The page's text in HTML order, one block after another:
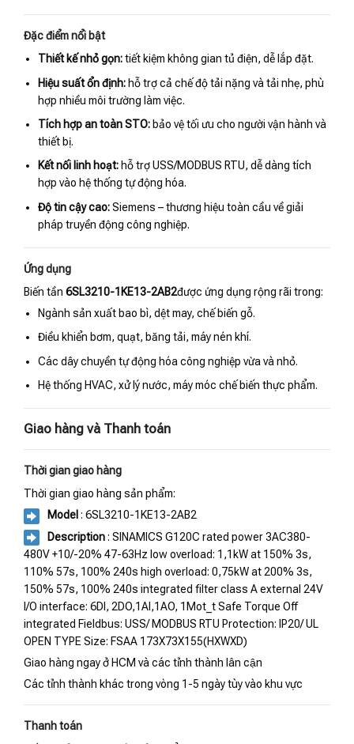
Đặc điểm nổi bật
Thiết kế nhỏ gọn:tiết kiệm không gian tủ điện, dễ lắp đặt.
Hiệu suất ổn định:hỗ trợ cả chế độ tải nặng và tải nhẹ, phù
hợp nhiều môi trường làm việc.
Tích hợp an toàn STO: bảo vệ tối ưu cho người vận hành và
thiết bị.
Kết nối linh hoạt: hỗ trợ USS/MODBUS RTU, dễ dàng tích
hợp vào hệ thống tự động hóa.
Độ tin cậy cao:Siemens – thương hiệu toàn cầu về giải
pháp truyền động công nghiệp.
Ứng dụng
Biến tần 6SL3210-1KE13-2AB2được ứng dụng rộng rãi trong:
Ngành sản xuất bao bì, dệt may, chế biến gỗ.
Điều khiển bơm, quạt, băng tải, máy nén khí.
Các dây chuyền tự động hóa công nghiệp vừa và nhỏ.
Hệ thống HVAC, xử lý nước, máy móc chế biến thực phẩm.
Giao hàng và Thanh toán
Thời gian giao hàng
Thời gian giao hàng sản phẩm:
Model : 6SL3210-1KE13-2AB2
Description: SINAMICS G120C rated power 3AC380-
480V +10/-20% 47-63Hz low overload: 1,1kW at 150% 3s,
110% 57s, 100% 240s high overload: 0,75kW at 200% 3s,
150% 57s, 100% 240s integrated filter class A external 24V
I/O interface: 6DI, 2DO,1AI,1AO, 1Mot_t Safe Torque Off
integrated Fieldbus: USS/ MODBUS RTU Protection: IP20/ UL
OPEN TYPE Size: FSAA 173X73X155(HXWXD)
Giao hàng ngay ở HCM và các tỉnh thành lân cận
Các tỉnh thành khác trong vòng 1-5 ngày tùy vào khu vực
Thanh toán